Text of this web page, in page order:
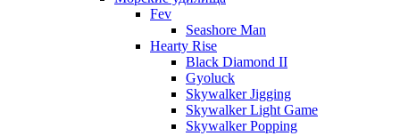
Fev
Seashore Man
Hearty Rise
Black Diamond II
Gyoluck
Skywalker Jigging
Skywalker Light Game
Skywalker Popping